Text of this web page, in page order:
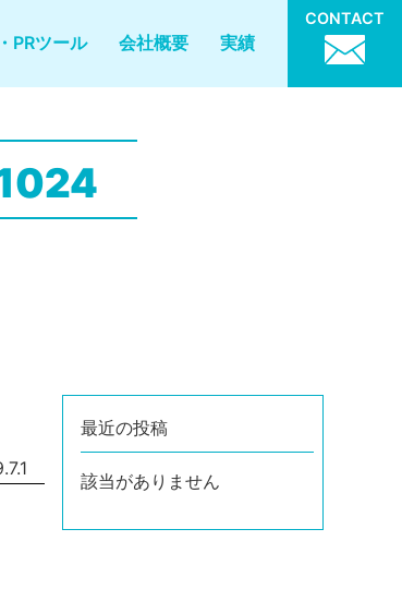
PRツール 会社概要 実績
CONTACT
最近の投稿
該当がありません